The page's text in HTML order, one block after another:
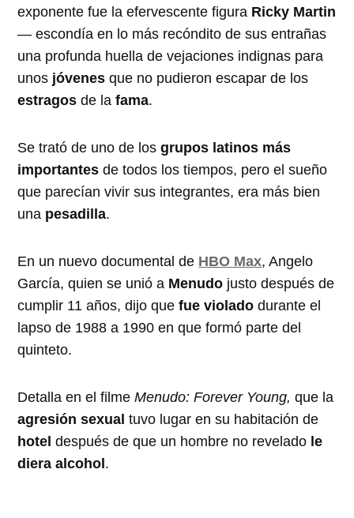
exponente fue la efervescente figura Ricky Martin
— escondía en lo más recóndito de sus entrañas
una profunda huella de vejaciones indignas para
unos jóvenesque no pudieron escapar de los
estragos de lafama.
Se trató de uno de los grupos latinos más
importantesde todos los tiempos, pero el sueño
que parecían vivir sus integrantes, era más bien
una pesadilla.
En un nuevo documental de HBO Max, Angelo
García, quien se unió a Menudo justo después de
cumplir 11 años, dijo que fue violado durante el
lapso de 1988 a 1990 en que formó parte del
quinteto.
Detalla en el filmeMenudo: Forever Young, que la
agresión sexual tuvo lugar en su habitación de
hoteldespués de que un hombre no revelado le
diera alcohol.